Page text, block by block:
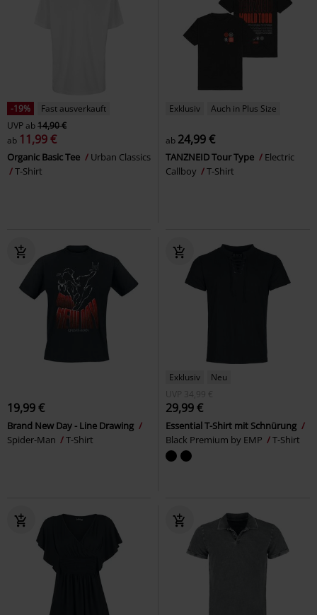
-19%
Fast ausverkauft
UVPab14,90 €
ab 11,99 €
Organic Basic Tee
Urban Classics
T-Shirt
Exklusiv Auch in Plus Size
ab 24,99 €
TANZNEID Tour Type
Electric
Callboy
T-Shirt
19,99 €
Brand New Day - Line Drawing
Spider-Man
T-Shirt
Exklusiv
Neu
UVP
34,99 €
29,99 €
Essential T-Shirt mit Schnürung
Black Premium by EMP
T-Shirt